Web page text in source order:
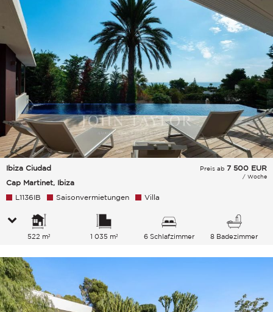
Ibiza Ciudad
Cap Martinet, Ibiza
Preis ab 7 500 EUR
/ Woche
L1136IB Saisonvermietungen Villa
522 m² 1 035 m² 6 Schlafzimmer 8 Badezimmer